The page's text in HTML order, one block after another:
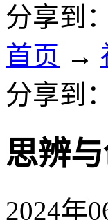
分享到：
首页 →
分享到：
思辨
2024年